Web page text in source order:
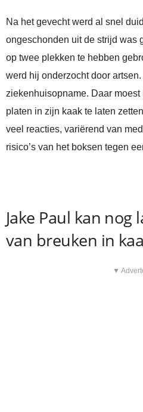
Na het gevecht werd al snel
ongeschonden uit de strijd was
op twee plekken te hebben
werd hij onderzocht door
ziekenhuisopname. Daar
platen in zijn kaak te laten
veel reacties, variërend van
risico’s van het boksen tegen
Jake Paul kan nog
van breuken in
▼